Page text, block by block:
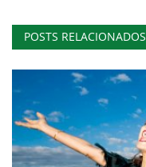
POSTS RELACIONADOS